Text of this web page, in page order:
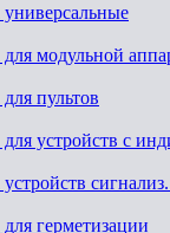
модульной
пультов
устройств с
герметизации